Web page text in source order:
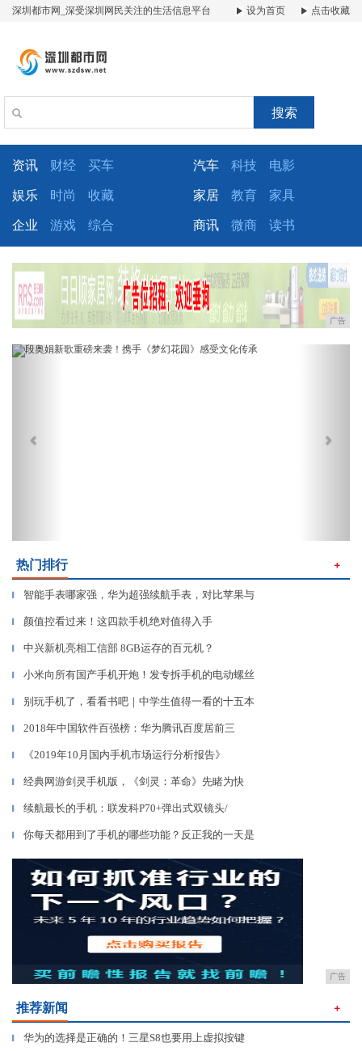
深圳都市网_深受深圳网民关注的生活信息平台 设为首页 点击收藏
搜索
资讯 财经 买车 汽车 科技 电影
娱乐 时尚 收藏 家居 教育 家具
企业 游戏 综合 商讯 微商 读书
广告
Previous
热门排行 ＋
▎ 智能手表哪家强，华为超强续航手表，对比苹果与
▎ 颜值控看过来！这四款手机绝对值得入手
▎ 中兴新机亮相工信部 8GB运存的百元机？
▎ 小米向所有国产手机开炮！发专拆手机的电动螺丝
▎ 别玩手机了，看看书吧｜中学生值得一看的十五本
▎ 2018年中国软件百强榜：华为腾讯百度居前三
▎ 《2019年10月国内手机市场运行分析报告》
▎ 经典网游剑灵手机版，《剑灵：革命》先睹为快
▎ 续航最长的手机：联发科P70+弹出式双镜头/
▎ 你每天都用到了手机的哪些功能？反正我的一天是
广告
推荐新闻 ＋
▎ 华为的选择是正确的！三星S8也要用上虚拟按键